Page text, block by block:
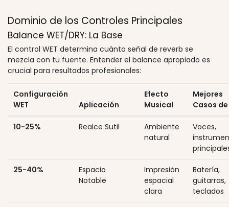
Dominio de los Controles Principales
Balance WET/DRY: La Base
El control WET determina cuánta señal de reverb se
mezcla con tu fuente. Entender el balance apropiado es
crucial para resultados profesionales:
Configuración
WET
Aplicación
Efecto
Musical
Mejores
Casos
10-25% Realce Sutil
Ambiente
natural
Voces,
25-40%
Espacio
Notable
Impresión
espacial
clara
Batería,
guitarras,
teclados